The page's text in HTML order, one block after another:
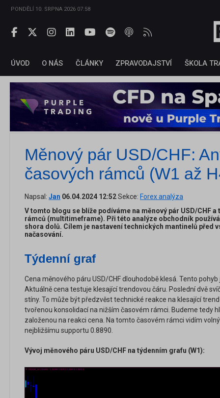
PONDĚLÍ 10. SRPNA 2026 07:58
ÚVOD O NÁS ČLÁNKY ZPRAVODAJSTVÍ ŠKOLA
Měnový pár USD/CHF:
časových rámců (W1 až
Napsal: Jan 06.04.2024 12:52Sekce: Forex analýza
V tomto blogu se blíže podíváme na měnový pár USD/CHF
rámců (multitimeframe). Při této analýze obchodník
shora dolů. Cílem je nastavení technických mantinelů před
načasování.
Týdenní graf
Cena měnového páru USD/CHF dlouhodobě klesá. Tento
Aktuálně cena testuje klesající trendovou čáru. Poslední dvě
stíny. To může být předzvěst technické reakce na klesající
tvořenou konsolidací na nižším časovém rámci. Budeme tedy
založenou na reakci cena. Na tomto časovém rámci vidím
nejbližšímu supportu 0.8890.
Vývoj měnového páru USD/CHF na týdenním grafu (W1):